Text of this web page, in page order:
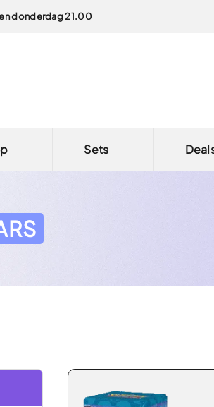
donderdag 21.00
Sets